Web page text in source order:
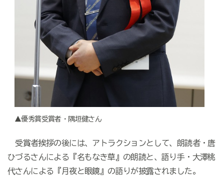
▲優秀賞受賞者・隅垣健さん
受賞者挨拶の後には、アトラクションとして、朗読者・唐
ひづるさんによる『名もなき草』の朗読と、語り手・大澤桃
代さんによる『月夜と眼鏡』の語りが披露されました。